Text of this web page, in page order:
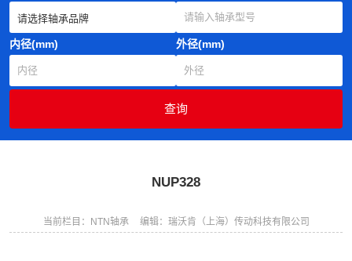
内径(mm) 外径(mm)
NUP328
当前栏目：NTN轴承 编辑：瑞沃肯（上海）传动科技有限公司